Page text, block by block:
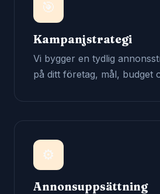
🎯
Kampanjstrategi
Vi bygger en tydlig
på ditt företag, mål, budget
⚙️
Annonsuppsättning